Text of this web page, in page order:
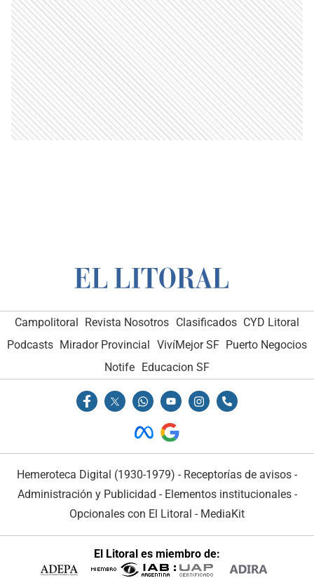
Campolitoral Revista Nosotros Clasificados CYD Litoral
Podcasts Mirador Provincial VivíMejor SF Puerto Negocios
Notife Educacion SF
Hemeroteca Digital (1930-1979) - Receptorías de avisos -
Administración y Publicidad - Elementos institucionales-
Opcionales con El Litoral - MediaKit
El Litoral es miembro de: